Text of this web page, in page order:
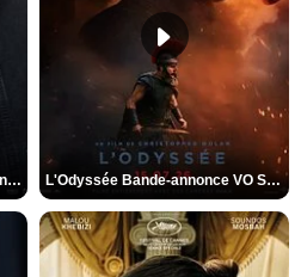
Spider-Man: Brand New Day Bande-annonce VO STFR L'Odyssée Bande-annonce VO STFR